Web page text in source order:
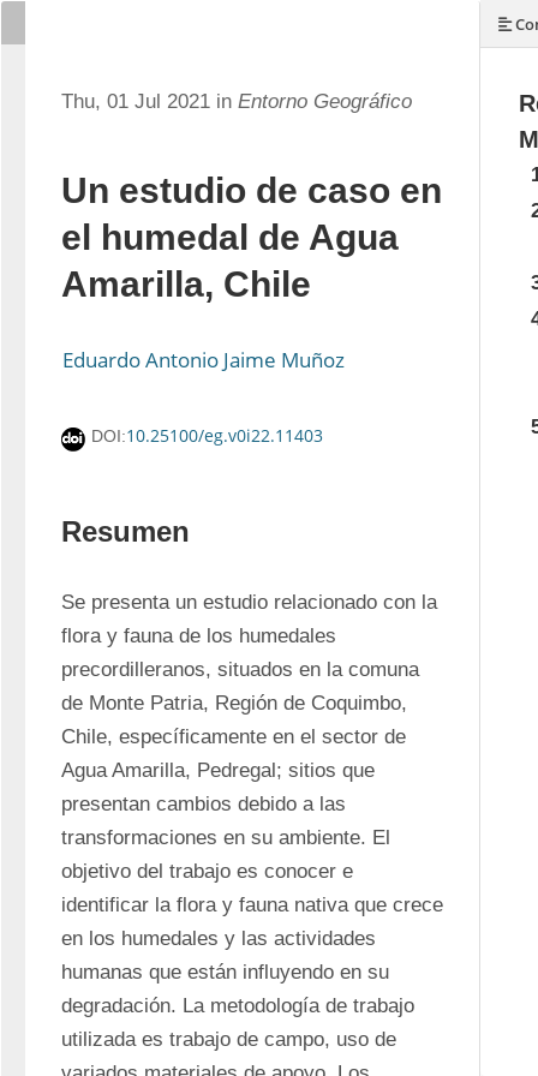
Thu, 01 Jul 2021 in Entorno Geográfico
Un estudio de caso en
el humedal de Agua
Amarilla, Chile
Eduardo Antonio Jaime Muñoz
DOI:10.25100/eg.v0i22.11403
Resumen
Se presenta un estudio relacionado con la
flora y fauna de los humedales
precordilleranos, situados en la comuna
de Monte Patria, Región de Coquimbo,
Chile, específicamente en el sector de
Agua Amarilla, Pedregal; sitios que
presentan cambios debido a las
transformaciones en su ambiente. El
objetivo del trabajo es conocer e
identificar la flora y fauna nativa que crece
en los humedales y las actividades
humanas que están influyendo en su
degradación. La metodología de trabajo
utilizada es trabajo de campo, uso de